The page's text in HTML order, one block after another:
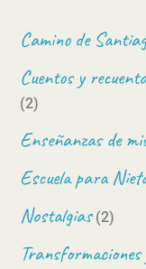
Camino de
Cuentos y
(2)
Enseñanzas de
Escuela para
Nostalgias(2)